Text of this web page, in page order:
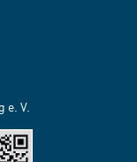
e. V.